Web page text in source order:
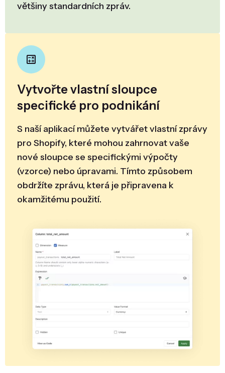
většiny standardních zpráv.
Vytvořte vlastní sloupce
specifické pro podnikání
S naší aplikací můžete vytvářet vlastní zprávy
pro Shopify, které mohou zahrnovat vaše
nové sloupce se specifickými výpočty
(vzorce) nebo úpravami. Tímto způsobem
obdržíte zprávu, která je připravena k
okamžitému použití.